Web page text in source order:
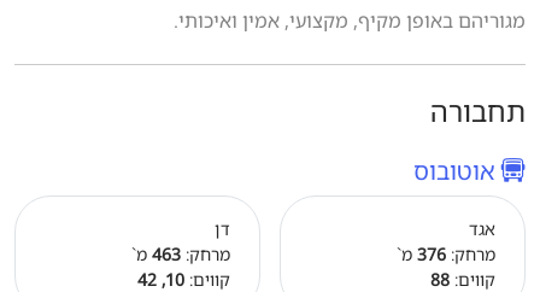
מגוריהם באופן מקיף, מקצועי, אמין ואיכותי.
תחבורה
אוטובוס
אגד
מרחק: 376 מ`
קווים: 88
דן
מרחק: 463 מ`
קווים: 10, 42